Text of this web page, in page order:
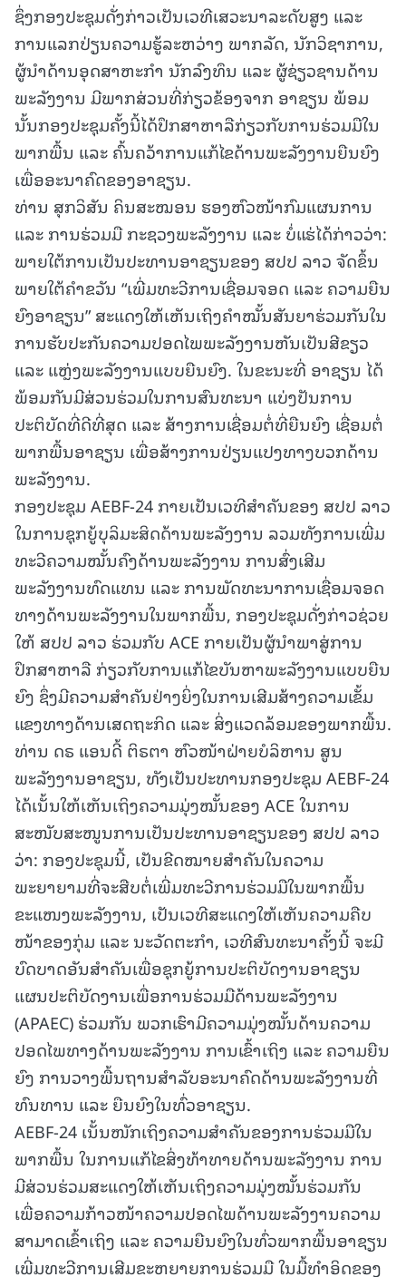
ຊຶ່ງກອງປະຊຸມດັ່ງກ່າວເປັນເວທີເສວະນາລະດັບສູງ ແລະ
ການແລກປ່ຽນຄວາມຮູ້ລະຫວ່າງ ພາກລັດ, ນັກວິຊາການ,
ຜູ້ນໍາດ້ານອຸດສາຫະກຳ ນັກລົງທຶນ ແລະ ຜູ້ຊ່ຽວຊານດ້ານ
ພະລັງງານ ມີພາກສ່ວນທີ່ກ່ຽວຂ້ອງຈາກ ອາຊຽນ ພ້ອມ
ນັ້ນກອງປະຊຸມຄັ້ງນີ້ໄດ້ປຶກສາຫາລືກ່ຽວກັບການຮ່ວມມືໃນ
ພາກພື້ນ ແລະ ຄົ້ນຄວ້າການແກ້ໄຂດ້ານພະລັງງານຍືນຍົງ
ເພື່ອອະນາຄົດຂອງອາຊຽນ.
ທ່ານ ສຸກວິສັນ ຄິນສະໝອນ ຮອງຫົວໜ້າກົມແຜນການ
ແລະ ການຮ່ວມມື ກະຊວງພະລັງງານ ແລະ ບໍ່ແຮ່ໄດ້ກ່າວວ່າ:
ພາຍໃຕ້ການເປັນປະທານອາຊຽນຂອງ ສປປ ລາວ ຈັດຂຶ້ນ
ພາຍໃຕ້ຄຳຂວັນ “ເພີ່ມທະວີການເຊື່ອມຈອດ ແລະ ຄວາມຍືນ
ຍົງອາຊຽນ” ສະແດງໃຫ້ເຫັນເຖິງຄຳໝັ້ນສັນຍາຮ່ວມກັນໃນ
ການຮັບປະກັນຄວາມປອດໄພພະລັງງານຫັນເປັນສີຂຽວ
ແລະ ແຫຼ່ງພະລັງງານແບບຍືນຍົງ. ໃນຂະນະທີ່ ອາຊຽນ ໄດ້
ພ້ອມກັນມີສ່ວນຮ່ວມໃນການສົນທະນາ ແບ່ງປັນການ
ປະຕິບັດທີ່ດີທີ່ສຸດ ແລະ ສ້າງການເຊື່ອມຕໍ່ທີ່ຍືນຍົງ ເຊື່ອມຕໍ່
ພາກພື້ນອາຊຽນ ເພື່ອສ້າງການປ່ຽນແປງທາງບວກດ້ານ
ພະລັງງານ.
ກອງປະຊຸມ AEBF-24 ກາຍເປັນເວທີສໍາຄັນຂອງ ສປປ ລາວ
ໃນການຊຸກຍູ້ບຸລິມະສິດດ້ານພະລັງງານ ລວມທັງການເພີ່ມ
ທະວີຄວາມໝັ້ນຄົງດ້ານພະລັງງານ ການສົ່ງເສີມ
ພະລັງງານທົດແທນ ແລະ ການພັດທະນາການເຊື່ອມຈອດ
ທາງດ້ານພະລັງງານໃນພາກພື້ນ, ກອງປະຊຸມດັ່ງກ່າວຊ່ວຍ
ໃຫ້ ສປປ ລາວ ຮ່ວມກັບ ACE ກາຍເປັນຜູ້ນໍາພາສູ່ການ
ປຶກສາຫາລື ກ່ຽວກັບການແກ້ໄຂບັນຫາພະລັງງານແບບຍືນ
ຍົງ ຊຶ່ງມີຄວາມສໍາຄັນຢ່າງຍິ່ງໃນການເສີມສ້າງຄວາມເຂັ້ມ
ແຂງທາງດ້ານເສດຖະກິດ ແລະ ສິ່ງແວດລ້ອມຂອງພາກພື້ນ.
ທ່ານ ດຣ ແອນດີ້ ຕິຣຕາ ຫົວໜ້າຝ່າຍບໍລິຫານ ສູນ
ພະລັງງານອາຊຽນ, ທັງເປັນປະທານກອງປະຊຸມ AEBF-24
ໄດ້ເນັ້ນໃຫ້ເຫັນເຖິງຄວາມມຸ່ງໝັ້ນຂອງ ACE ໃນການ
ສະໜັບສະໜູນການເປັນປະທານອາຊຽນຂອງ ສປປ ລາວ
ວ່າ: ກອງປະຊຸມນີ້, ເປັນຂີດໝາຍສຳຄັນໃນຄວາມ
ພະຍາຍາມທີ່ຈະສືບຕໍ່ເພີ່ມທະວີການຮ່ວມມືໃນພາກພື້ນ
ຂະແໜງພະລັງງານ, ເປັນເວທີສະແດງໃຫ້ເຫັນຄວາມຄືບ
ໜ້າຂອງກຸ່ມ ແລະ ນະວັດຕະກໍາ, ເວທີສົນທະນາຄັ້ງນີ້ ຈະມີ
ບົດບາດອັນສຳຄັນເພື່ອຊຸກຍູ້ການປະຕິບັດງານອາຊຽນ
ແຜນປະຕິບັດງານເພື່ອການຮ່ວມມືດ້ານພະລັງງານ
(APAEC) ຮ່ວມກັນ ພວກເຮົາມີຄວາມມຸ່ງໝັ້ນດ້ານຄວາມ
ປອດໄພທາງດ້ານພະລັງງານ ການເຂົ້າເຖິງ ແລະ ຄວາມຍືນ
ຍົງ ການວາງພື້ນຖານສໍາລັບອະນາຄົດດ້ານພະລັງງານທີ່
ທົນທານ ແລະ ຍືນຍົງໃນທົ່ວອາຊຽນ.
AEBF-24 ເນັ້ນໜັກເຖິງຄວາມສຳຄັນຂອງການຮ່ວມມືໃນ
ພາກພື້ນ ໃນການແກ້ໄຂສິ່ງທ້າທາຍດ້ານພະລັງງານ ການ
ມີສ່ວນຮ່ວມສະແດງໃຫ້ເຫັນເຖິງຄວາມມຸ່ງໝັ້ນຮ່ວມກັນ
ເພື່ອຄວາມກ້າວໜ້າຄວາມປອດໄພດ້ານພະລັງງານຄວາມ
ສາມາດເຂົ້າເຖິງ ແລະ ຄວາມຍືນຍົງໃນທົ່ວພາກພື້ນອາຊຽນ
ເພີ່ມທະວີການເສີມຂະຫຍາຍການຮ່ວມມື ໃນມື້ທຳອິດຂອງ